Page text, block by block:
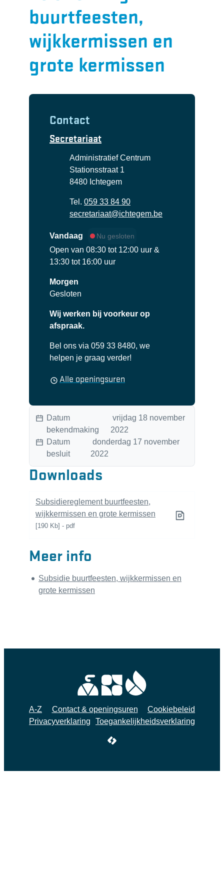
buurtfeesten,
wijkkermissen en
grote kermissen
Contact
Secretariaat
AdresAdministratief Centrum
Stationsstraat 1
,8480 Ichtegem
059 33 84 90
E-mailsecretariaat@ichtegem.be
Vandaag Nu gesloten
Open van 08:30 tot 12:00 uur &
13:30 tot 16:00 uur
Morgen
Gesloten
Wij werken bij voorkeur op
afspraak.
Bel ons via 059 33 8480, we
helpen je graag verder!
Alle openingsuren
Datum
bekendmaking
vrijdag 18 november
2022
Datum
besluit
donderdag 17 november
2022
Downloads
Subsidiereglement buurtfeesten,
wijkkermissen en grote kermissen
190 Kb pdf
Meer info
Subsidie buurtfeesten, wijkkermissen en
grote kermissen
A-Z Contact & openingsuren
Cookiebeleid
Privacyverklaring
Toegankelijkheidsverklaring
LCP nv 2026 ©